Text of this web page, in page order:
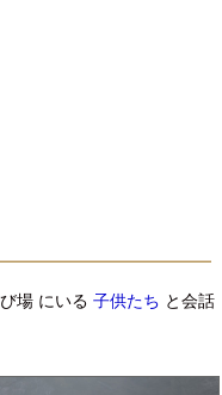
場 にいる 子供たち と会話